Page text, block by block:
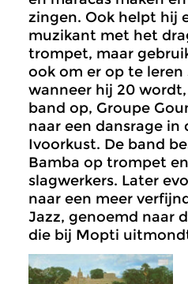
zingen. Ook helpt hij
muzikant met het
trompet, maar
ook om er op te leren
wanneer hij 20
band op, Groupe
naar een dansrage
Ivoorkust. De band
Bamba op trompet
slagwerkers. Later
naar een meer
Jazz, genoemd naar
die bij Mopti